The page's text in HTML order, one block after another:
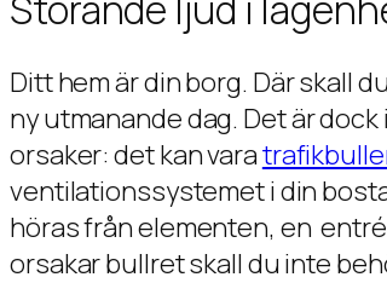
Ditt hem är din borg. Där skall
ny utmanande dag. Det är
orsaker: det kan vara
ventilationssystemet i din
höras från elementen, en
orsakar bullret skall du inte